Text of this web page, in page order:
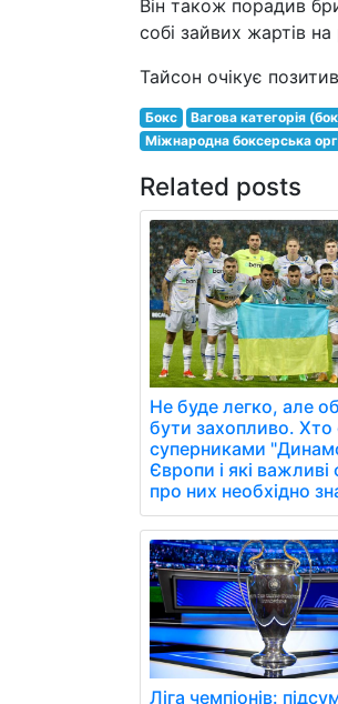
Він також порадив
собі зайвих жартів
Тайсон очікує
Бокс Вагова категорія
Міжнародна боксерська
Related posts
Не буде легко, але
бути захопливо. Хто
суперниками
Європи і які важливі
про них необхідно
Ліга чемпіонів: